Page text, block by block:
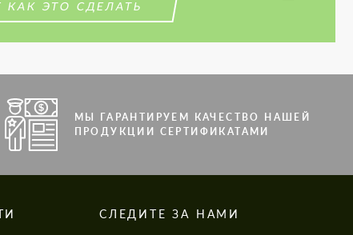
КАК ЭТО СДЕЛАТЬ
МЫ ГАРАНТИРУЕМ КАЧЕСТВО НАШЕЙ
ПРОДУКЦИИ СЕРТИФИКАТАМИ
СЛЕДИТЕ ЗА НАМИ